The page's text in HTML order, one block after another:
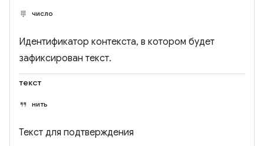
число
Идентификатор контекста, в котором будет
зафиксирован текст.
текст
нить
Текст для подтверждения